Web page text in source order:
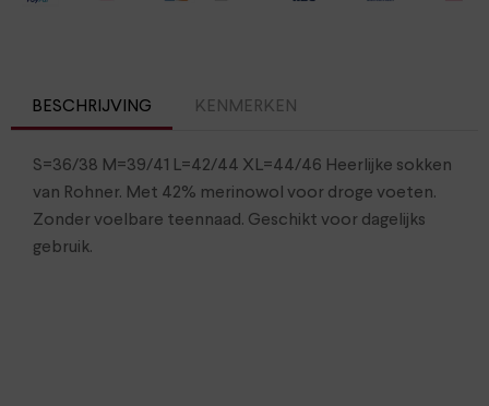
BESCHRIJVING KENMERKEN
S=36/38 M=39/41 L=42/44 XL=44/46 Heerlijke sokken
van Rohner. Met 42% merinowol voor droge voeten.
Zonder voelbare teennaad. Geschikt voor dagelijks
gebruik.